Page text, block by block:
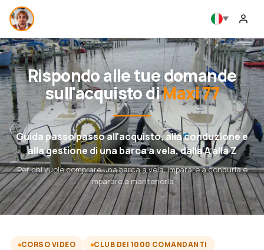
Rispondo alle tue domande
sull'acquisto diMaxi 77
Guida passo passo all'acquisto, alla conduzione e
alla gestione di una barca a vela, dalla A alla Z
Per chi vuole comprare una barca a vela, imparare a condurla e
imparare a mantenerla
CORSO VIDEO
CLUB DEI 1000 COMANDANTI